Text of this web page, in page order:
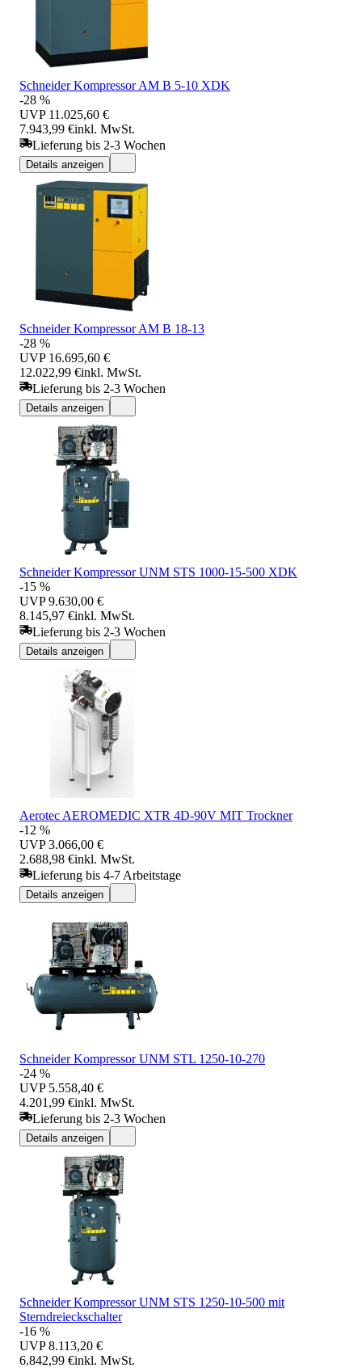
Schneider Kompressor AM B 5-10 XDK
-28 %
UVP 11.025,60 €
7.943,99 €inkl. MwSt.
Lieferung bis 2-3 Wochen
Details anzeigen
Schneider Kompressor AM B 18-13
-28 %
UVP 16.695,60 €
12.022,99 €inkl. MwSt.
Lieferung bis 2-3 Wochen
Details anzeigen
Schneider Kompressor UNM STS 1000-15-500 XDK
-15 %
UVP 9.630,00 €
8.145,97 €inkl. MwSt.
Lieferung bis 2-3 Wochen
Details anzeigen
Aerotec AEROMEDIC XTR 4D-90V MIT Trockner
-12 %
UVP 3.066,00 €
2.688,98 €inkl. MwSt.
Lieferung bis 4-7 Arbeitstage
Details anzeigen
Schneider Kompressor UNM STL 1250-10-270
-24 %
UVP 5.558,40 €
4.201,99 €inkl. MwSt.
Lieferung bis 2-3 Wochen
Details anzeigen
Schneider Kompressor UNM STS 1250-10-500 mit
Sterndreieckschalter
-16 %
UVP 8.113,20 €
6.842,99 €inkl. MwSt.